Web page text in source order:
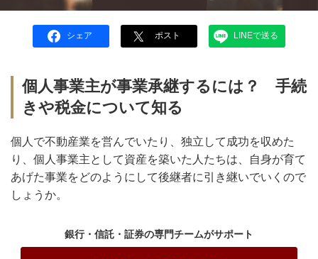
シェア ポスト LINEで送る
個人事業主が事業承継するには？ 手続
きや税金について知る
個人で不動産業を営んでいたり、独立して成功を収めた
り、個人事業主として資産を築いた人たちは、自身が育て
あげた事業をどのようにして後継者に引き継いでいくので
しょうか。
銀行・信託・証券の専門チームがサポート